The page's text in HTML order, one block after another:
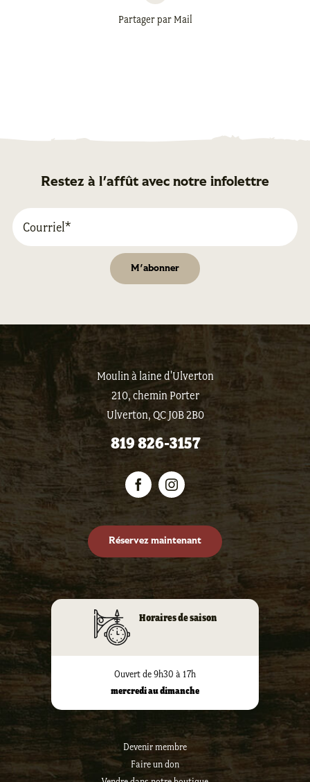
Partager par Mail
Restez à l'affût avec notre infolettre
Moulin à laine d'Ulverton
210, chemin Porter
Ulverton, QC J0B 2B0
819 826-3157
Horaires de saison
Ouvert de 9h30 à 17h
mercredi au dimanche
Devenir membre
Faire un don
Réservez maintenant